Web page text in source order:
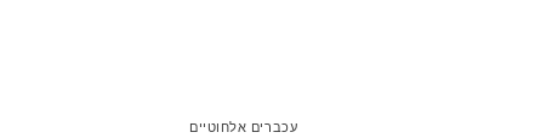
עכברים אלחוטיים